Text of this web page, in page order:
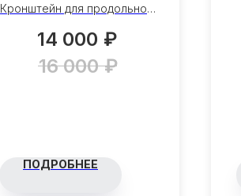
Кронштейн для продольной
«шишек».
14 000 ₽
16 000 ₽
ПОДРОБНЕЕ